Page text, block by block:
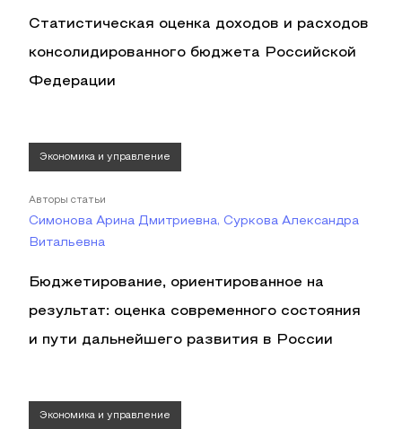
Статистическая оценка доходов и расходов
консолидированного бюджета Российской
Федерации
Экономика и управление
Авторы статьи
Симонова Арина Дмитриевна, Суркова Александра
Витальевна
Бюджетирование, ориентированное на
результат: оценка современного состояния
и пути дальнейшего развития в России
Экономика и управление